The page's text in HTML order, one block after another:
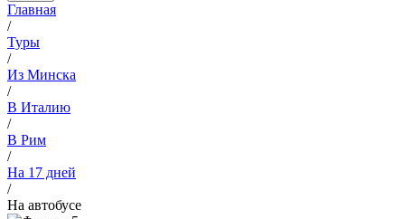
Главная
/
Туры
/
Из Минска
/
В Италию
/
В Рим
/
На 17 дней
/
На автобусе